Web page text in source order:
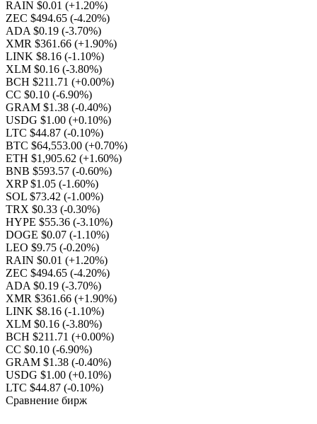
RAIN $0.01 (+1.20%)
ZEC $494.65 (-4.20%)
ADA $0.19 (-3.70%)
XMR $361.66 (+1.90%)
LINK $8.16 (-1.10%)
XLM $0.16 (-3.80%)
BCH $211.71 (+0.00%)
CC $0.10 (-6.90%)
GRAM $1.38 (-0.40%)
USDG $1.00 (+0.10%)
LTC $44.87 (-0.10%)
BTC $64,553.00 (+0.70%)
ETH $1,905.62 (+1.60%)
BNB $593.57 (-0.60%)
XRP $1.05 (-1.60%)
SOL $73.42 (-1.00%)
TRX $0.33 (-0.30%)
HYPE $55.36 (-3.10%)
DOGE $0.07 (-1.10%)
LEO $9.75 (-0.20%)
RAIN $0.01 (+1.20%)
ZEC $494.65 (-4.20%)
ADA $0.19 (-3.70%)
XMR $361.66 (+1.90%)
LINK $8.16 (-1.10%)
XLM $0.16 (-3.80%)
BCH $211.71 (+0.00%)
CC $0.10 (-6.90%)
GRAM $1.38 (-0.40%)
USDG $1.00 (+0.10%)
LTC $44.87 (-0.10%)
Сравнение бирж